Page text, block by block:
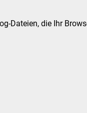
Dateien, die Ihr